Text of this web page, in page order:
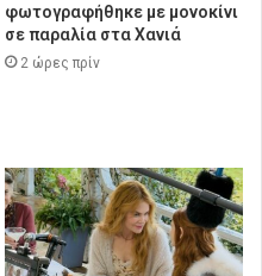
φωτογραφήθηκε με μονοκίνι
σε παραλία στα Χανιά
2 ώρες πρίν